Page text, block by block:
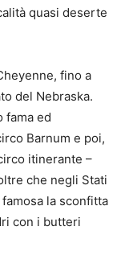
quasi deserte
fino a
del Nebraska.
fama ed
Barnum e poi,
itinerante –
che negli Stati
la sconfitta
con i butteri